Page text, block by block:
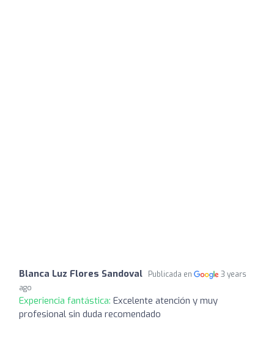
Blanca Luz Flores Sandoval Publicada en
3 years
ago
Experiencia fantástica: Excelente atención y muy
profesional sin duda recomendado